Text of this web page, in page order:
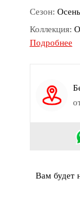
Сезон:
Коллекция:
Обработка
Подробнее
Вам будет